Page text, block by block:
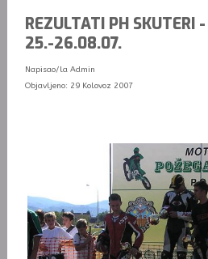
REZULTATI PH SKUTERI
25.-26.08.07.
Napisao/la Admin
Objavljeno: 29 Kolovoz 2007